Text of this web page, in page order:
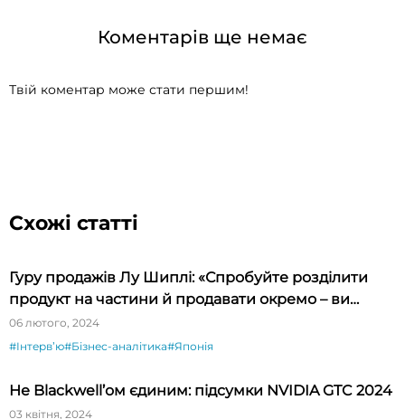
Коментарів ще немає
Твій коментар може стати першим!
Схожі статті
Гуру продажів Лу Шиплі: «Спробуйте розділити
продукт на частини й продавати окремо – ви
будете вражені»
06 лютого, 2024
#Інтервʼю#Бізнес-аналітика#Японія
Не Blackwell’ом єдиним: підсумки NVIDIA GTC 2024
03 квітня, 2024